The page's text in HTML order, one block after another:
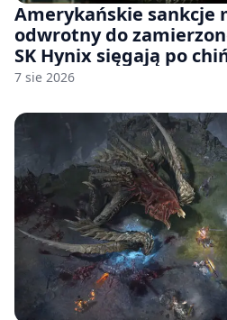
Amerykańskie sankcje
odwrotny do
SK Hynix sięgają po
fabryk chipów
7 sie 2026